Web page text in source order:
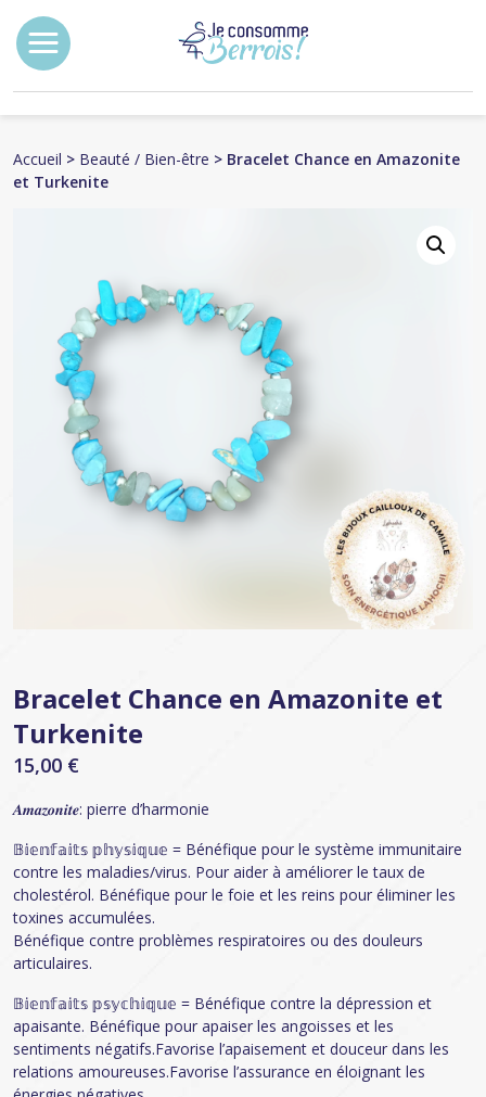
Accueil > Beauté / Bien-être > Bracelet Chance en Amazonite
et Turkenite
Bracelet Chance en Amazonite et
Turkenite
15,00 €
𝑨𝒎𝒂𝒛𝒐𝒏𝒊𝒕𝒆: pierre d’harmonie
𝔹𝕚𝕖𝕟𝕗𝕒𝕚𝕥𝕤 𝕡𝕙𝕪𝕤𝕚𝕢𝕦𝕖 = Bénéfique pour le système immunitaire
contre les maladies/virus. Pour aider à améliorer le taux de
cholestérol. Bénéfique pour le foie et les reins pour éliminer les
toxines accumulées.
Bénéfique contre problèmes respiratoires ou des douleurs
articulaires.
𝔹𝕚𝕖𝕟𝕗𝕒𝕚𝕥𝕤 𝕡𝕤𝕪𝕔𝕙𝕚𝕢𝕦𝕖 = Bénéfique contre la dépression et
apaisante. Bénéfique pour apaiser les angoisses et les
sentiments négatifs.Favorise l’apaisement et douceur dans les
relations amoureuses.Favorise l’assurance en éloignant les